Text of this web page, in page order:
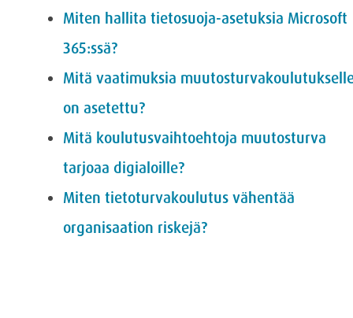
Miten hallita tietosuoja-asetuksia Microsoft
365:ssä?
Mitä vaatimuksia
on asetettu?
Mitä koulutusvaihtoehtoja muutosturva
tarjoaa digialoille?
Miten tietoturvakoulutus vähentää
organisaation riskejä?